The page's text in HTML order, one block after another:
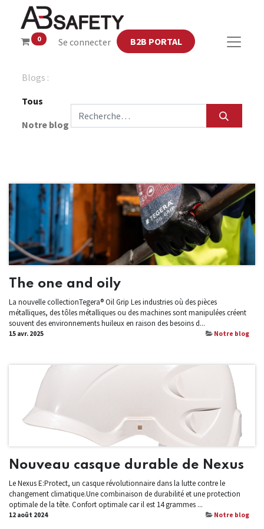
0 Se connecter B2B PORTAL
Blogs :
Tous
Notre blog
The one and oily
La nouvelle collectionTegera® Oil Grip Les industries où des pièces
métalliques, des tôles métalliques ou des machines sont manipulées créent
souvent des environnements huileux en raison des besoins d...
15 avr. 2025 Notre blog
Nouveau casque durable de Nexus
Le Nexus E:Protect, un casque révolutionnaire dans la lutte contre le
changement climatique.Une combinaison de durabilité et une protection
optimale de la tête. Confort optimale car il est 14 grammes ...
12 août 2024 Notre blog